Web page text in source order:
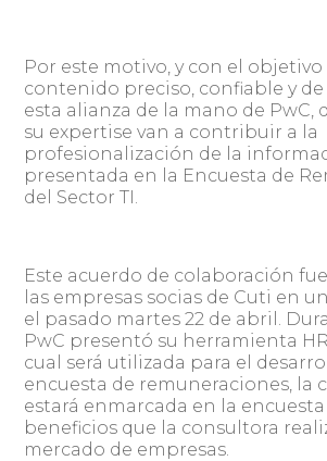
Por este motivo, y con el
contenido preciso, confiable y
esta alianza de la mano de PwC,
su expertise van a contribuir a la
profesionalización de la
presentada en la Encuesta de
del Sector TI.
Este acuerdo de colaboración
las empresas socias de Cuti en
el pasado martes 22 de abril.
PwC presentó su herramienta
cual será utilizada para el
encuesta de remuneraciones, la
estará enmarcada en la
beneficios que la consultora
mercado de empresas.